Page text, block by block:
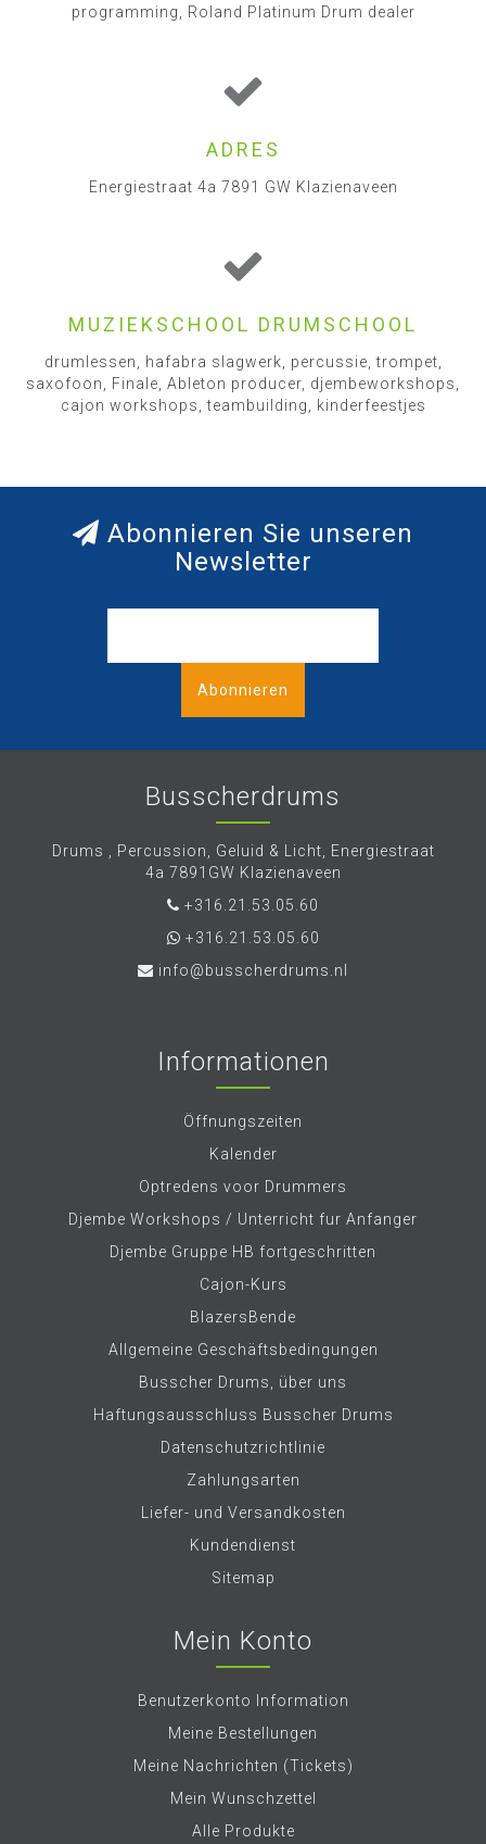
programming, Roland Platinum Drum dealer
ADRES
Energiestraat 4a 7891 GW Klazienaveen
MUZIEKSCHOOL DRUMSCHOOL
drumlessen, hafabra slagwerk, percussie, trompet,
saxofoon, Finale, Ableton producer, djembeworkshops,
cajon workshops, teambuilding, kinderfeestjes
Abonnieren Sie unseren
Newsletter
Abonnieren
Busscherdrums
Drums , Percussion, Geluid & Licht, Energiestraat
4a 7891GW Klazienaveen
+316.21.53.05.60
+316.21.53.05.60
info@busscherdrums.nl
Informationen
Öffnungszeiten
Kalender
Optredens voor Drummers
Djembe Workshops / Unterricht fur Anfanger
Djembe Gruppe HB fortgeschritten
Cajon-Kurs
BlazersBende
Allgemeine Geschäftsbedingungen
Busscher Drums, über uns
Haftungsausschluss Busscher Drums
Datenschutzrichtlinie
Zahlungsarten
Liefer- und Versandkosten
Kundendienst
Sitemap
Mein Konto
Benutzerkonto Information
Meine Bestellungen
Meine Nachrichten (Tickets)
Mein Wunschzettel
Alle Produkte